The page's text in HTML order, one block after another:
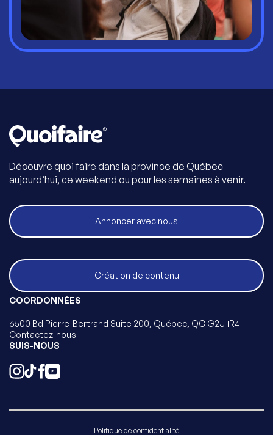
Découvre quoi faire dans la province de Québec
aujourd’hui, ce weekend ou pour les semaines à venir.
Annoncer avec nous
Création de contenu
COORDONNÉES
6500 Bd Pierre-Bertrand Suite 200, Québec, QC G2J 1R4
Contactez-nous
SUIS-NOUS
Politique de confidentialité